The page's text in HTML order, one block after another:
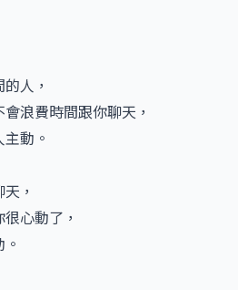
人，
浪費時間跟你聊天，
動。
，
心動了，